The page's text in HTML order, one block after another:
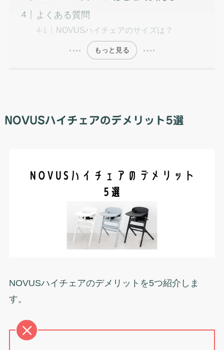
よくある質問
NOVUSハイチェアのサイズは？
もっと見る
NOVUSハイチェアのデメリット5選
NOVUSハイチェアのデメリットを5つ紹介しま
す。